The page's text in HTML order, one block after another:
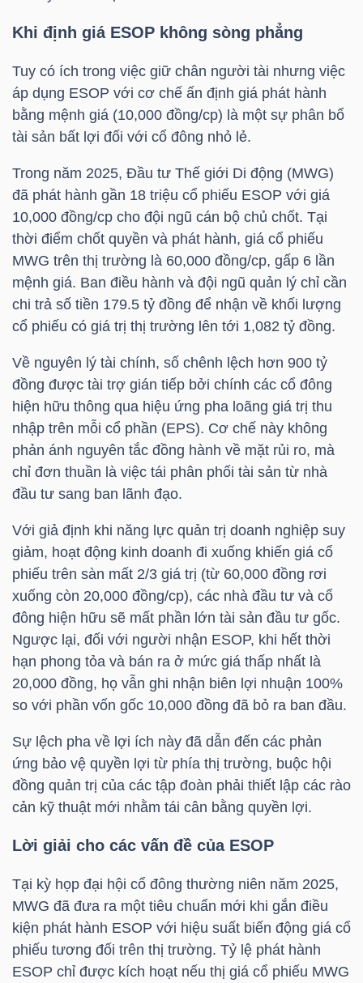
Khi định giá ESOP không sòng phẳng
Tuy có ích trong việc giữ chân người tài nhưng việc
áp dụng ESOP với cơ chế ấn định giá phát hành
bằng mệnh giá (10,000 đồng/cp) là một sự phân bổ
tài sản bất lợi đối với cổ đông nhỏ lẻ.
Trong năm 2025, Đầu tư Thế giới Di động (MWG)
đã phát hành gần 18 triệu cổ phiếu ESOP với giá
10,000 đồng/cp cho đội ngũ cán bộ chủ chốt. Tại
thời điểm chốt quyền và phát hành, giá cổ phiếu
MWG trên thị trường là 60,000 đồng/cp, gấp 6 lần
mệnh giá. Ban điều hành và đội ngũ quản lý chỉ cần
chi trả số tiền 179.5 tỷ đồng để nhận về khối lượng
cổ phiếu có giá trị thị trường lên tới 1,082 tỷ đồng.
Về nguyên lý tài chính, số chênh lệch hơn 900 tỷ
đồng được tài trợ gián tiếp bởi chính các cổ đông
hiện hữu thông qua hiệu ứng pha loãng giá trị thu
nhập trên mỗi cổ phần (EPS). Cơ chế này không
phản ánh nguyên tắc đồng hành về mặt rủi ro, mà
chỉ đơn thuần là việc tái phân phối tài sản từ nhà
đầu tư sang ban lãnh đạo.
Với giả định khi năng lực quản trị doanh nghiệp suy
giảm, hoạt động kinh doanh đi xuống khiến giá cổ
phiếu trên sàn mất 2/3 giá trị (từ 60,000 đồng rơi
xuống còn 20,000 đồng/cp), các nhà đầu tư và cổ
đông hiện hữu sẽ mất phần lớn tài sản đầu tư gốc.
Ngược lại, đối với người nhận ESOP, khi hết thời
hạn phong tỏa và bán ra ở mức giá thấp nhất là
20,000 đồng, họ vẫn ghi nhận biên lợi nhuận 100%
so với phần vốn gốc 10,000 đồng đã bỏ ra ban đầu.
Sự lệch pha về lợi ích này đã dẫn đến các phản
ứng bảo vệ quyền lợi từ phía thị trường, buộc hội
đồng quản trị của các tập đoàn phải thiết lập các rào
cản kỹ thuật mới nhằm tái cân bằng quyền lợi.
Lời giải cho các vấn đề của ESOP
Tại kỳ họp đại hội cổ đông thường niên năm 2025,
MWG đã đưa ra một tiêu chuẩn mới khi gắn điều
kiện phát hành ESOP với hiệu suất biến động giá cổ
phiếu tương đối trên thị trường. Tỷ lệ phát hành
ESOP chỉ được kích hoạt nếu thị giá cổ phiếu MWG
YẾU
DÙNG
YẾU
SÓC
SỨC
TÀI
CÔNG
THÔNG
TIN
VỤ
TRUYỀN
THÔNG
TIỆN